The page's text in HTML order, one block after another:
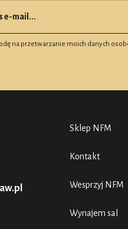
na przetwarzanie moich danych
Sklep NFM
Kontakt
Wesprzyj NFM
Wynajem sal